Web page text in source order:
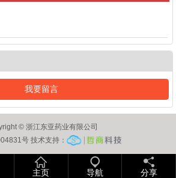
我要留言
© 浙江东亚药业有限公司
号 技术支持：
主页 导航 分享